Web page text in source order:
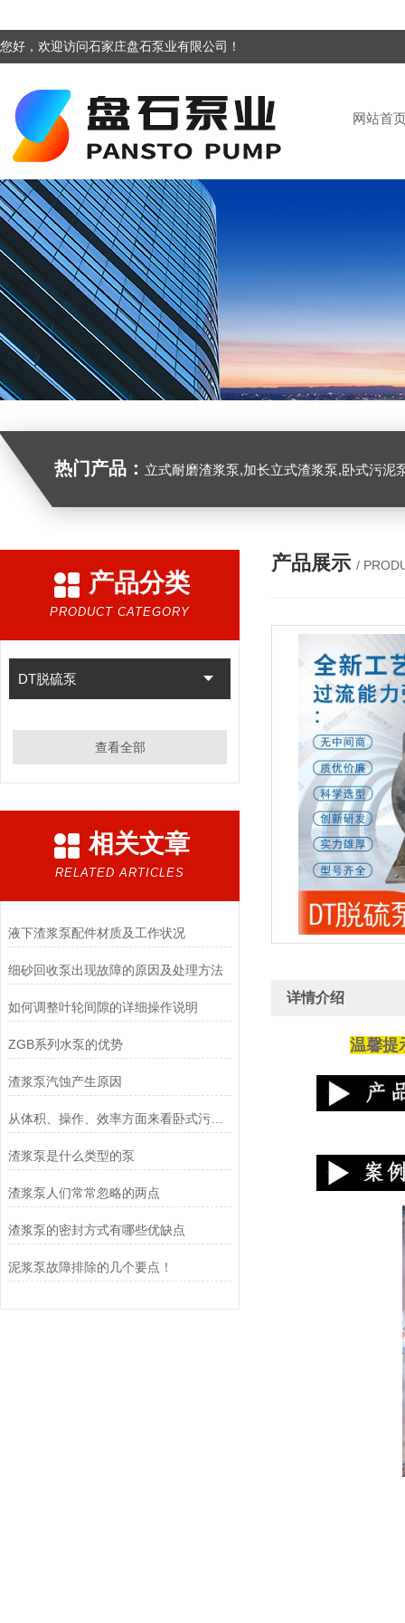
您好，欢迎访问石家庄盘石泵业有限公司！
网站首
热门产品： 立式耐磨渣浆泵,加长立式渣浆泵,卧式污泥
产品分类
PRODUCT CATEGORY
DT脱硫泵
查看全部
相关文章
RELATED ARTICLES
液下渣浆泵配件材质及工作状况
细砂回收泵出现故障的原因及处理方法
如何调整叶轮间隙的详细操作说明
ZGB系列水泵的优势
渣浆泵汽蚀产生原因
从体积、操作、效率方面来看卧式污泥泵的优势
渣浆泵是什么类型的泵
渣浆泵人们常常忽略的两点
渣浆泵的密封方式有哪些优缺点
泥浆泵故障排除的几个要点！
产品展示 /
详情介绍
温馨提